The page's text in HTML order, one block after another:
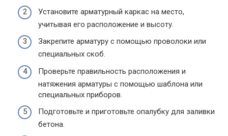
Установите арматурный каркас на место,
учитывая его расположение и высоту.
Закрепите арматуру с помощью проволоки или
специальных скоб.
Проверьте правильность расположения и
натяжения арматуры с помощью шаблона или
специальных приборов.
Подготовьте и приготовьте опалубку для заливки
бетона.